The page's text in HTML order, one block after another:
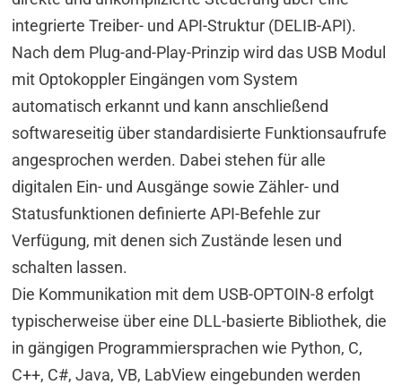
integrierte Treiber- und API-Struktur (DELIB-API).
Nach dem Plug-and-Play-Prinzip wird das USB Modul
mit Optokoppler Eingängen vom System
automatisch erkannt und kann anschließend
softwareseitig über standardisierte Funktionsaufrufe
angesprochen werden. Dabei stehen für alle
digitalen Ein- und Ausgänge sowie Zähler- und
Statusfunktionen definierte API-Befehle zur
Verfügung, mit denen sich Zustände lesen und
schalten lassen.
Die Kommunikation mit dem USB-OPTOIN-8 erfolgt
typischerweise über eine DLL-basierte Bibliothek, die
in gängigen Programmiersprachen wie Python, C,
C++, C#, Java, VB, LabView eingebunden werden